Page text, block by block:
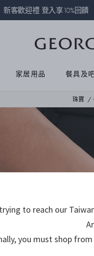
新客歡迎禮 登入享10%回饋
家居用品 餐具及
珠寶
to reach our
you must shop